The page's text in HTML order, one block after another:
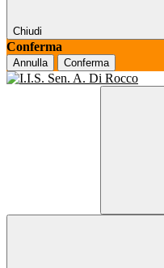
Chiudi
Conferma
Annulla Conferma